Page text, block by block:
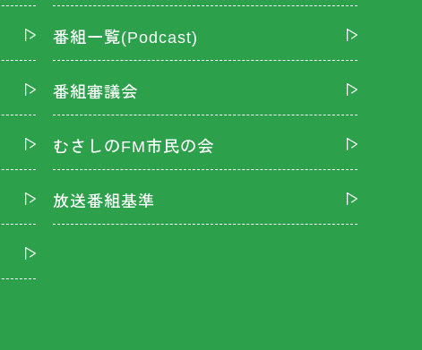
番組一覧(Podcast)
番組審議会
むさしのFM市民の会
放送番組基準